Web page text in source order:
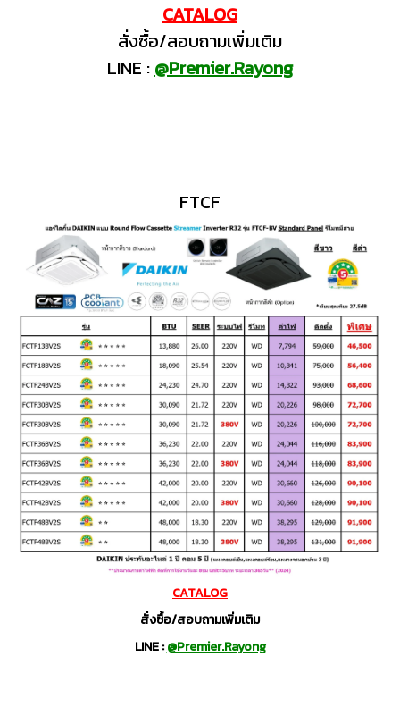
CATALOG
สั่งซื้อ/สอบถามเพิ่มเติม
LINE :@Premier.Rayong
FTCF
CATALOG
สั่งซื้อ/สอบถามเพิ่มเติม
LINE : @Premier.Rayong